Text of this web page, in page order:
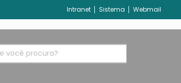
Intranet Sistema Webmail